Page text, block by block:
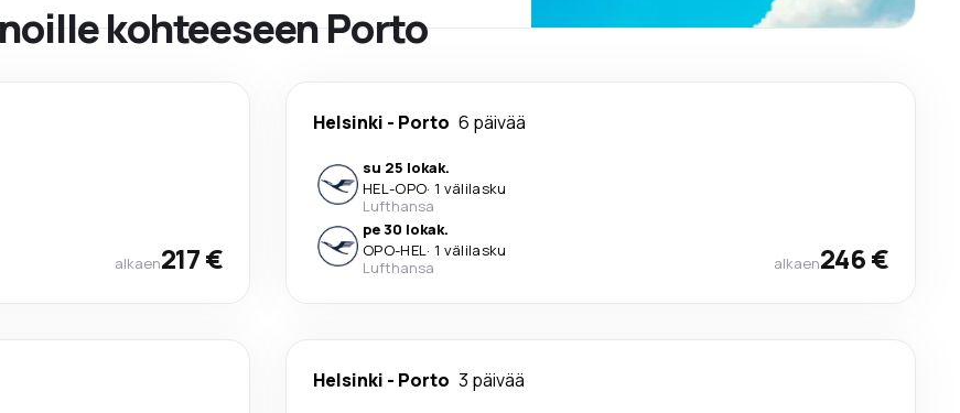
kohteeseen Porto
alkaen217 €
Helsinki - Porto 6 päivää
su 25 lokak.
HEL-OPO· 1 välilasku
Lufthansa
pe 30 lokak.
OPO-HEL· 1 välilasku
Lufthansa
alkaen246 €
Helsinki - Porto 3 päivää